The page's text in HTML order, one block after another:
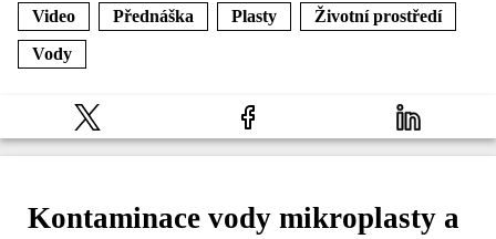
Video Přednáška Plasty
Životní prostředí
Vody
Kontaminace vody mikroplasty a